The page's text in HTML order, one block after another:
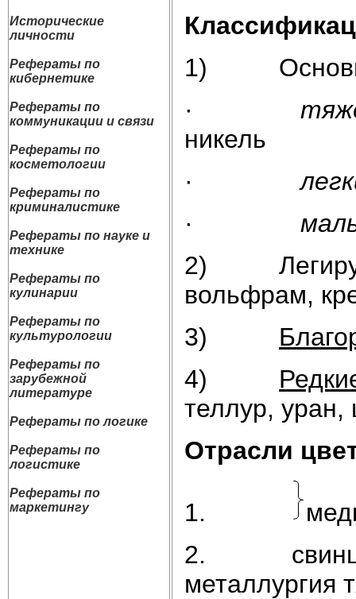
Исторические
личности
Рефераты по
кибернетике
Рефераты по
коммуникации и связи
Рефераты по
косметологии
Рефераты по
криминалистике
Рефераты по науке и
технике
Рефераты по
кулинарии
Рефераты по
культурологии
Рефераты по
зарубежной
литературе
Рефераты по логике
Рефераты по
логистике
Рефераты по
маркетингу
1)
·
никель
·
·
2)
вольфрам,
3)
4)
теллур,
Отрасли
1.
2.
металлургия